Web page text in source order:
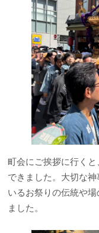
町会にご挨拶に行く
できました。大切な
いるお祭りの伝統や
ました。